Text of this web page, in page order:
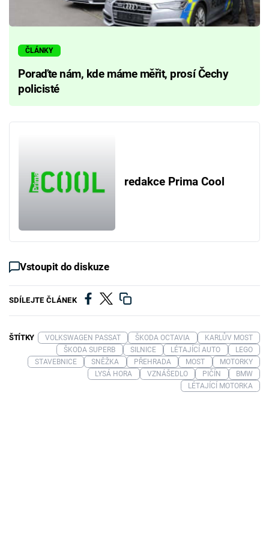
ČLÁNKY
Poraďte nám, kde máme měřit, prosí Čechy
policisté
redakce Prima Cool
Vstoupit do diskuze
SDÍLEJTE ČLÁNEK
ŠTÍTKY VOLKSWAGEN PASSAT ŠKODA OCTAVIA
KARLŮV MOST
ŠKODA SUPERB
SILNICE LÉTAJÍCÍ AUTO
LEGO
STAVEBNICE
SNĚŽKA PŘEHRADA MOST
MOTORKY
LYSÁ HORA
VZNÁŠEDLO PIČÍN
BMW
LÉTAJÍCÍ MOTORKA